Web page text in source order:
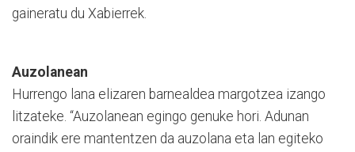
gaineratu du Xabierrek.
Auzolanean
Hurrengo lana elizaren barnealdea margotzea izango
litzateke. “Auzolanean egingo genuke hori. Adunan
oraindik ere mantentzen da auzolana eta lan egiteko